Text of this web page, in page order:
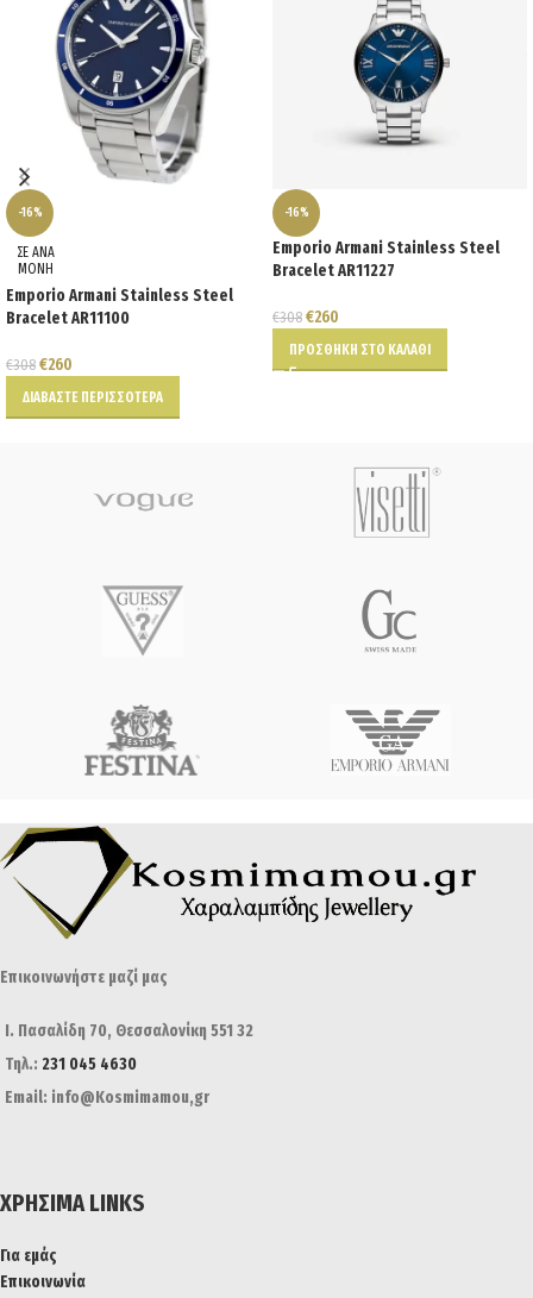
-16%
ΣΕ ΑΝΑ
ΜΟΝΗ
Emporio Armani Stainless Steel
Bracelet AR11100
€308 €260
ΔΙΑΒΆΣΤΕ ΠΕΡΙΣΣΌΤΕΡΑ
-16%
Emporio Armani Stainless Steel
Bracelet AR11227
€308 €260
ΠΡΟΣΘΉΚΗ ΣΤΟ ΚΑΛΆΘΙ
Επικοινωνήστε μαζί μας
Ι. Πασαλίδη 70, Θεσσαλονίκη 551 32
Τηλ.: 231 045 4630
Email: info@Kosmimamou,gr
ΧΡΉΣΙΜΑ LINKS
Για εμάς
Επικοινωνία